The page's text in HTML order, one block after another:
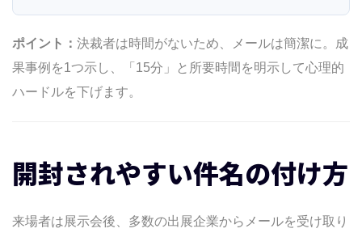
ポイント： 決裁者は時間がないため、メールは簡潔に。成
果事例を1つ示し、「15分」と所要時間を明示して心理的
ハードルを下げます。
開封されやすい件名の付け方
来場者は展示会後、多数の出展企業からメールを受け取り